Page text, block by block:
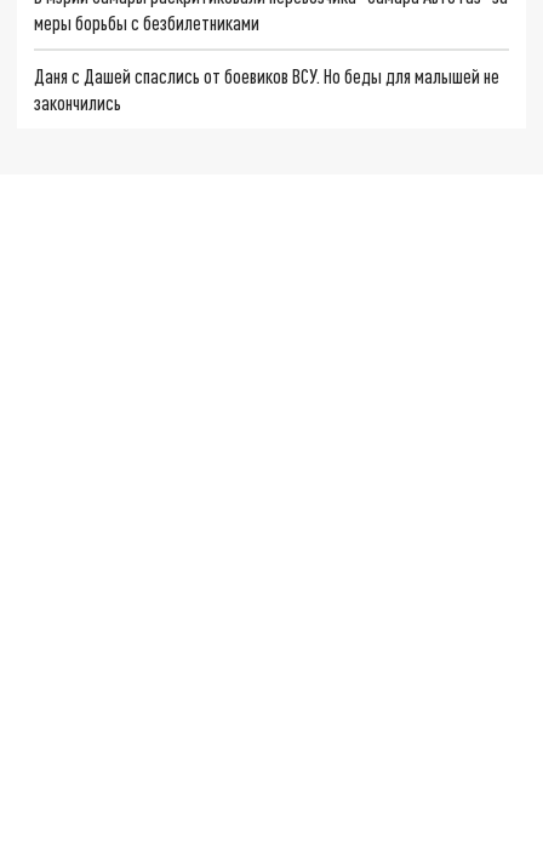
меры борьбы с безбилетниками
Даня с Дашей спаслись от боевиков ВСУ. Но беды для малышей не
закончились